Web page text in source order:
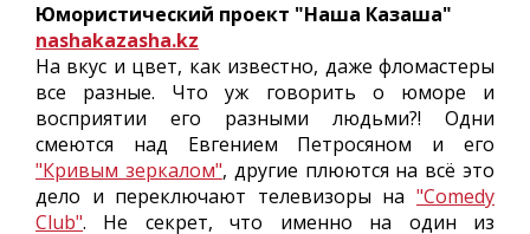
Юмористический проект "Наша Казаша"
nashakazasha.kz
На вкус и цвет, как известно, даже фломастеры
все разные. Что уж говорить о юморе и
восприятии его разными людьми?! Одни
смеются над Евгением Петросяном и его
"Кривым зеркалом", другие плюются на всё это
дело и переключают телевизоры на "Comedy
Club". Не секрет, что именно на один из